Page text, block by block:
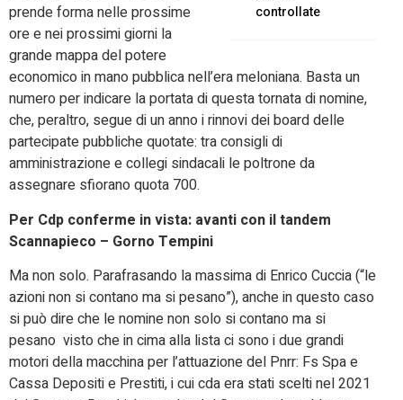
controllate
prende forma nelle prossime
ore e nei prossimi giorni la
grande mappa del potere
economico in mano pubblica nell’era meloniana. Basta un
numero per indicare la portata di questa tornata di nomine,
che, peraltro, segue di un anno i rinnovi dei board delle
partecipate pubbliche quotate: tra consigli di
amministrazione e collegi sindacali le poltrone da
assegnare sfiorano quota 700.
Per Cdp conferme in vista: avanti con il tandem
Scannapieco – Gorno Tempini
Ma non solo. Parafrasando la massima di Enrico Cuccia (“le
azioni non si contano ma si pesano”), anche in questo caso
si può dire che le nomine non solo si contano ma si
pesano visto che in cima alla lista ci sono i due grandi
motori della macchina per l’attuazione del Pnrr: Fs Spa e
Cassa Depositi e Prestiti, i cui cda era stati scelti nel 2021